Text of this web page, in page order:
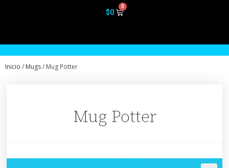
$0
Inicio / Mugs/ Mug Potter
Mug Potter